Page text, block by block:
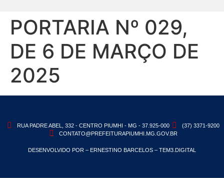
PORTARIA Nº 029,
DE 6 DE MARÇO DE
2025
RUA PADRE ABEL, 332 - CENTRO PIUMHI - MG - 37.925-000
(37) 3371-9200
CONTATO@PREFEITURAPIUMHI.MG.GOV.BR
DESENVOLVIDO POR – ERNESTINO BARCELOS – TEM3.DIGITAL